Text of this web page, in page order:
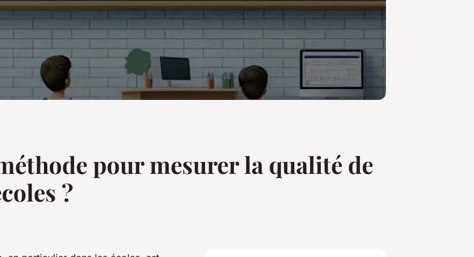
pour mesurer la qualité de
?